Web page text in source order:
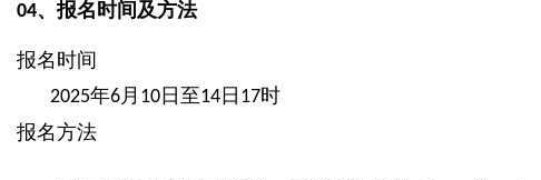
04、报名时间及方法
报名时间
2025年6月 10日至14日 17时
报名方法